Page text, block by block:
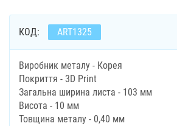
КОД: ART1325
Виробник металу - Корея
Покриття - 3D Print
Загальна ширина листа - 103 мм
Висота - 10 мм
Товщина металу - 0,40 мм